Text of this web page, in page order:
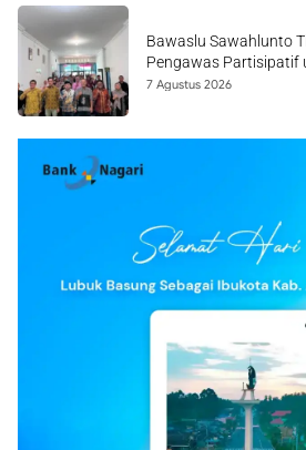
Bawaslu Sawahlunto
Pengawas Partisipatif
7 Agustus 2026